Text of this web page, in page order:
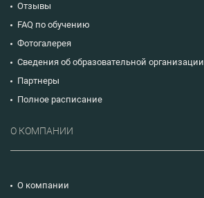
Отзывы
FAQ по обучению
Фотогалерея
Сведения об образовательной организации
Партнеры
Полное расписание
О КОМПАНИИ
О компании